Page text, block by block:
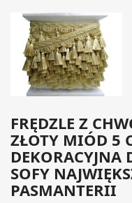
FRĘDZLE Z
ZŁOTY MIÓD 5
DEKORACYJNA
SOFY
PASMANTERII